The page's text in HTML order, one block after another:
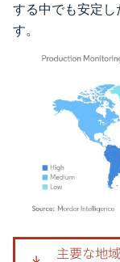
する中でも安定し
す。
画像 © Mordor